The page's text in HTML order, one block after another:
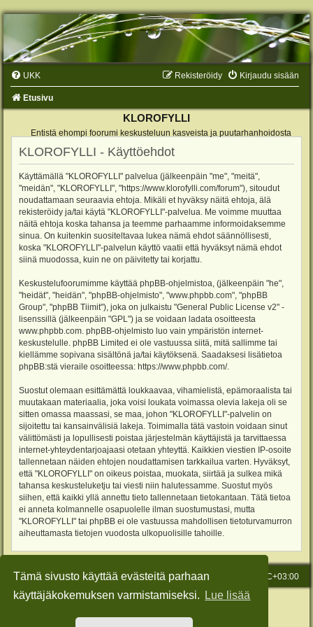
Tämä sivusto käyttää evästeitä parhaan
käyttäjäkokemuksen varmistamiseksi.
Lue lisää
UKK Kirjaudu sisään
Rekisteröidy
Etusivu
KLOROFYLLI
Entistä ehompi foorumi keskusteluun kasveista ja puutarhanhoidosta
KLOROFYLLI - Käyttöehdot
Käyttämällä "KLOROFYLLI" palvelua (jälkeenpäin "me", "meitä",
"meidän", "KLOROFYLLI", "https://www.klorofylli.com/forum"), sitoudut
noudattamaan seuraavia ehtoja. Mikäli et hyväksy näitä ehtoja, älä
rekisteröidy ja/tai käytä "KLOROFYLLI"-palvelua. Me voimme muuttaa
näitä ehtoja koska tahansa ja teemme parhaamme informoidaksemme
sinua. On kuitenkin suositeltavaa lukea nämä ehdot säännöllisesti,
koska "KLOROFYLLI"-palvelun käyttö vaatii että hyväksyt nämä ehdot
siinä muodossa, kuin ne on päivitetty tai korjattu.
Keskustelufoorumimme käyttää phpBB-ohjelmistoa, (jälkeenpäin "he",
"heidät", "heidän", "phpBB-ohjelmisto", "www.phpbb.com", "phpBB
Group", "phpBB Tiimit"), joka on julkaistu "General Public License v2" -
lisenssillä (jälkeenpäin "GPL") ja se voidaan ladata osoitteesta
www.phpbb.com . phpBB-ohjelmisto luo vain ympäristön internet-
keskustelulle. phpBB Limited ei ole vastuussa siitä, mitä sallimme tai
kiellämme sopivana sisältönä ja/tai käytöksenä. Saadaksesi lisätietoa
phpBB:stä vieraile osoitteessa: https://www.phpbb.com/.
Suostut olemaan esittämättä loukkaavaa, vihamielistä, epämoraalista tai
muutakaan materiaalia, joka voisi loukata voimassa olevia lakeja oli se
sitten omassa maassasi, se maa, johon "KLOROFYLLI"-palvelin on
sijoitettu tai kansainvälisiä lakeja. Toimimalla tätä vastoin voidaan sinut
välittömästi ja lopullisesti poistaa järjestelmän käyttäjistä ja tarvittaessa
internet-yhteydentarjoajaasi otetaan yhteyttä. Kaikkien viestien IP-osoite
tallennetaan näiden ehtojen noudattamisen tarkkailua varten. Hyväksyt,
että "KLOROFYLLI" on oikeus poistaa, muokata, siirtää ja sulkea mikä
tahansa keskusteluketju tai viesti niin halutessamme. Suostut myös
siihen, että kaikki yllä annettu tieto tallennetaan tietokantaan. Tätä tietoa
ei anneta kolmannelle osapuolelle ilman suostumustasi, mutta
"KLOROFYLLI" tai phpBB ei ole vastuussa mahdollisen tietoturvamurron
aiheuttamasta tietojen vuodosta ulkopuolisille tahoille.
Etusivu Kaikki ajat ovat UTC+03:00
Viesti Ylläpidolle
Keskustelufoorumin ohjelmistophpBB® Forum Software © phpBB Limited